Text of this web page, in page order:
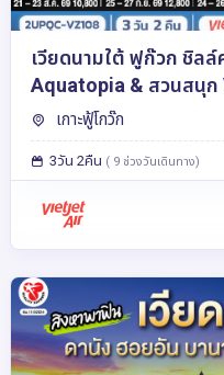
เวียดนามใต้ ฟูก๊วก ชิล
Aquatopia & สวนสนุก Vin
รัฐบาล) 3 วัน 2 คืน โดย Vietjet Air (VZ) [บินเช้า–
กลับเย็น]
เกาะฟู้โกว๊ก
3วัน 2คืน ( 9 ช่วงวันเดินทาง)